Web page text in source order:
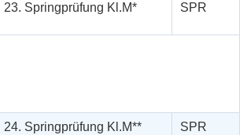
23. Springprüfung Kl.M* SPR
24. Springprüfung Kl.M** SPR